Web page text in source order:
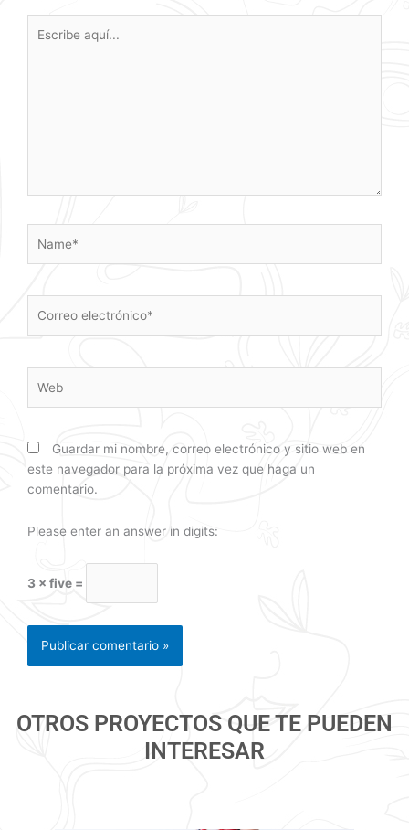
aquí...
electrónico*
Guardar mi nombre, correo electrónico y sitio web en
este navegador para la próxima vez que haga un
comentario.
Please enter an answer in digits:
3 × five =
OTROS PROYECTOS QUE TE PUEDEN
INTERESAR